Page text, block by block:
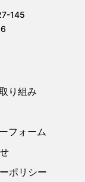
145
り組み
フォーム
ポリシー